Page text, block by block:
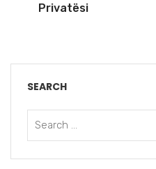
Privatësi
SEARCH